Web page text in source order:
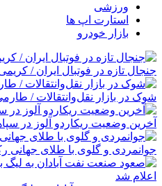
ورزشی
استارت اپ ها
بازار خودرو
جنجال تازه در فوتبال ایران / کریمی
شوک در بازار نقل‌وانتقالات /
آخرین وضعیت ریکاردو آلوز در
جوانمردی و گلوی با طلای جهانی